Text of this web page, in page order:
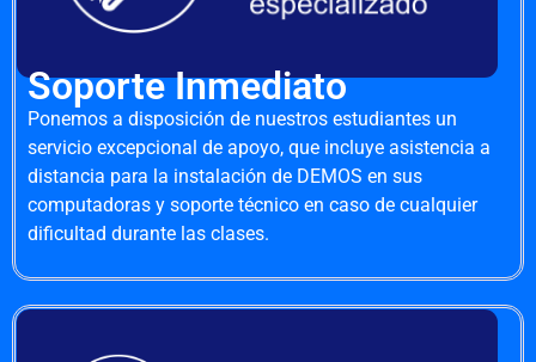
Soporte Inmediato
Ponemos a disposición de nuestros estudiantes un
servicio excepcional de apoyo, que incluye asistencia a
distancia para la instalación de DEMOS en sus
computadoras y soporte técnico en caso de cualquier
dificultad durante las clases.